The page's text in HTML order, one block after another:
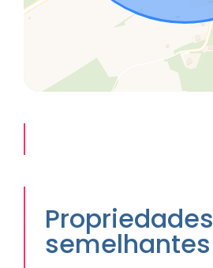
Propriedades
semelhantes